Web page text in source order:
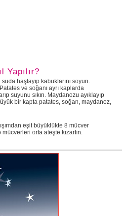
Yapılır?
haşlayıp kabuklarını soyun.
ve soğanı ayrı kaplarda
suyunu sıkın. Maydanozu ayıklayıp
bir kapta patates, soğan, maydanoz,
eşit büyüklükte 8 mücver
mücverleri orta ateşte kızartın.